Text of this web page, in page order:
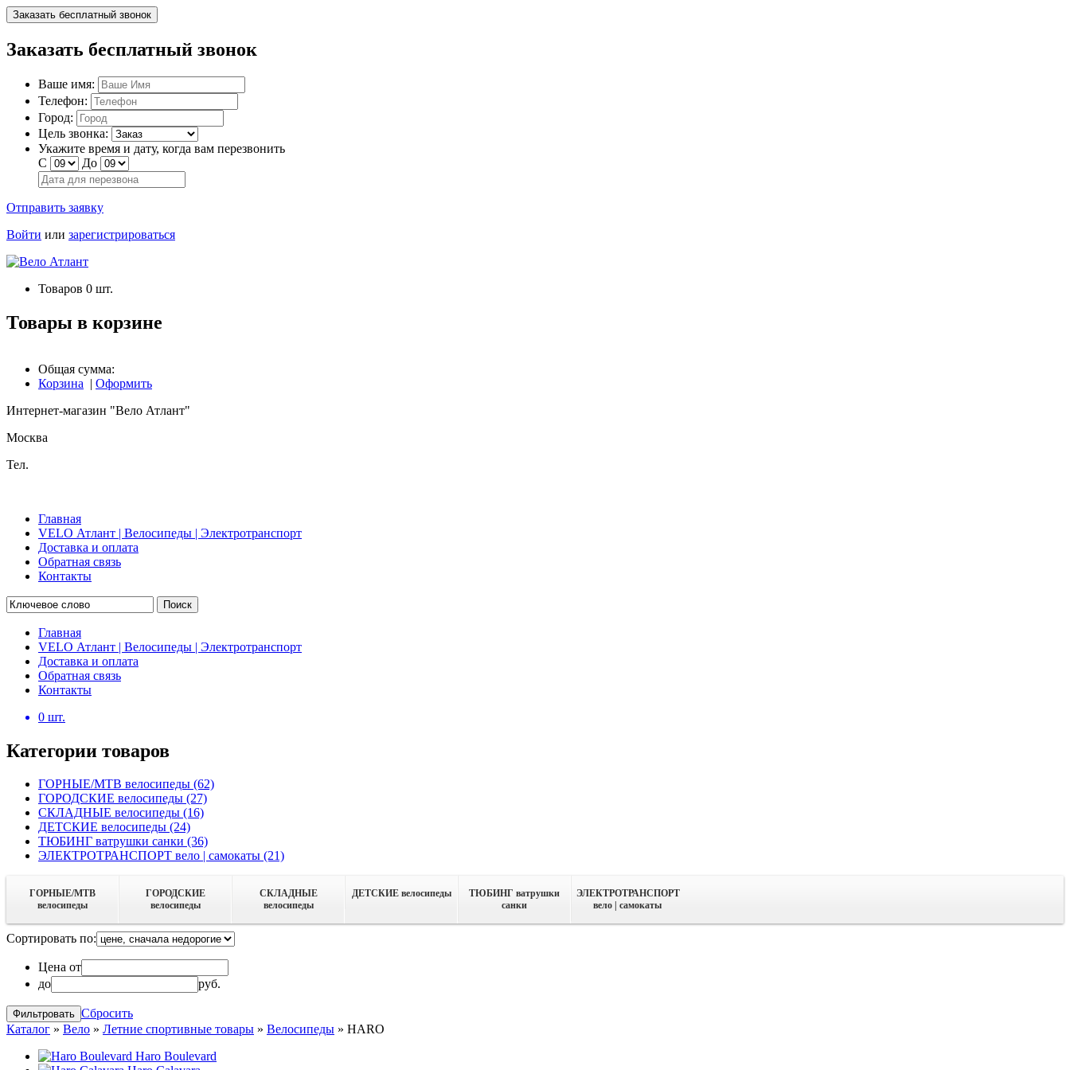
Заказать бесплатный звонок
Заказать бесплатный звонок
Ваше имя:
Телефон:
Город:
Цель звонка:
Укажите время и дату, когда вам перезвонить
С
До
Отправить заявку
Войти или зарегистрироваться
Товаров 0 шт.
Товары в корзине
Общая сумма:
Корзина | Оформить
Интернет-магазин "Вело Атлант"
Москва
Тел.
Главная
VELO Атлант | Велосипеды | Электротранспорт
Доставка и оплата
Обратная связь
Контакты
Поиск
Главная
VELO Атлант | Велосипеды | Электротранспорт
Доставка и оплата
Обратная связь
Контакты
0 шт.
Категории товаров
ГОРНЫЕ/MTB велосипеды (62)
ГОРОДСКИЕ велосипеды (27)
СКЛАДНЫЕ велосипеды (16)
ДЕТСКИЕ велосипеды (24)
ТЮБИНГ ватрушки санки (36)
ЭЛЕКТРОТРАНСПОРТ вело | самокаты (21)
ГОРНЫЕ/MTB
велосипеды
ГОРОДСКИЕ
велосипеды
СКЛАДНЫЕ
велосипеды
ДЕТСКИЕ велосипеды
ТЮБИНГ ватрушки
санки
ЭЛЕКТРОТРАНСПОРТ
вело | самокаты
Сортировать по:
Цена от
до
руб.
Сбросить
Каталог » Вело » Летние спортивные товары » Велосипеды » HARO
Haro Boulevard